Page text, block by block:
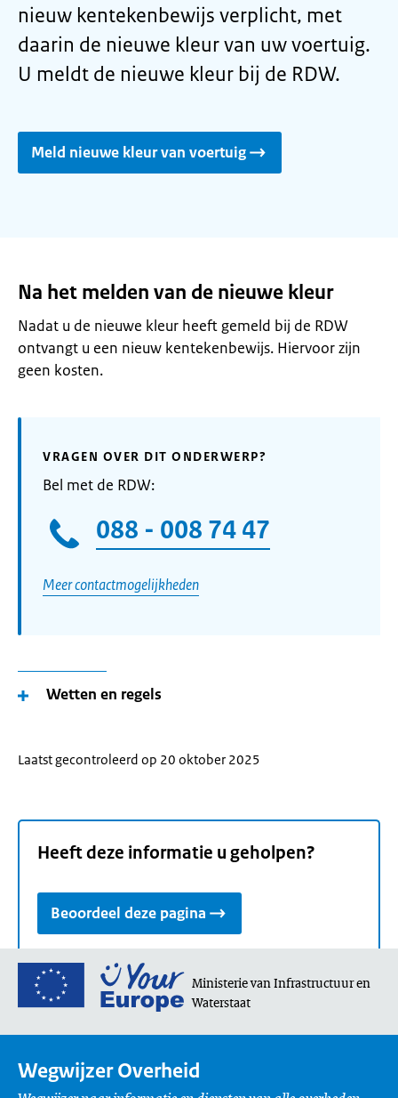
nieuw kentekenbewijs verplicht, met
daarin de nieuwe kleur van uw voertuig.
U meldt de nieuwe kleur bij de RDW.
Meld nieuwe kleur van voertuig
Na het melden van de nieuwe kleur
Nadat u de nieuwe kleur heeft gemeld bij de RDW
ontvangt u een nieuw kentekenbewijs. Hiervoor zijn
geen kosten.
VRAGEN OVER DIT ONDERWERP?
Bel met de RDW:
088 - 008 74 47
Meer contactmogelijkheden
Wetten en regels
Laatst gecontroleerd op 20 oktober 2025
Heeft deze informatie u geholpen?
Beoordeel deze pagina
Ga
naar
homepage
van
Your
Ministerie van Infrastructuur en
Waterstaat
Wegwijzer Overheid